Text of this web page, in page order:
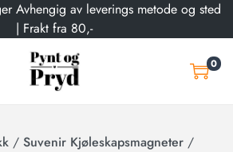
Avhengig av leverings metode og sted
| Frakt fra 80,-
0
/ Suvenir Kjøleskapsmagneter /